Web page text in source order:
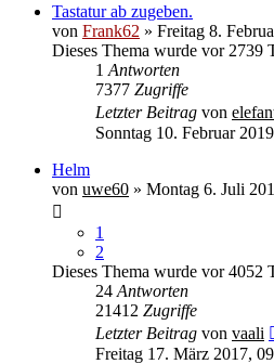
Tastatur ab zugeben.
von Frank62 » Freitag 8.
Dieses Thema wurde vor 2739
1 Antworten
7377 Zugriffe
Letzter Beitrag von
Sonntag 10. Februar
Helm
von uwe60 » Montag 6. Juli
1
2
Dieses Thema wurde vor 4052
24 Antworten
21412 Zugriffe
Letzter Beitrag von vaali
Freitag 17. März 2017,